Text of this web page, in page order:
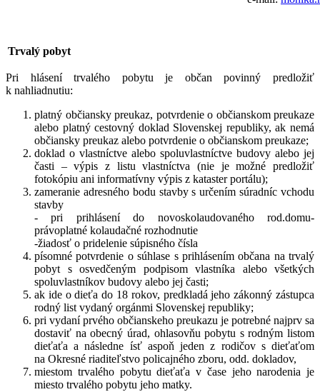
Trvalý pobyt
Pri hlásení trvalého pobytu je občan povinný predložiť
k nahliadnutiu:
platný občiansky preukaz, potvrdenie o občianskom preukaze
alebo platný cestovný doklad Slovenskej republiky, ak nemá
občiansky preukaz alebo potvrdenie o občianskom preukaze;
doklad o vlastníctve alebo spoluvlastníctve budovy alebo jej
časti – výpis z listu vlastníctva (nie je možné predložiť
fotokópiu ani informatívny výpis z kataster portálu);
zameranie adresného bodu stavby s určením súradníc vchodu
stavby
- pri prihlásení do novoskolaudovaného rod.domu-
právoplatné kolaudačné rozhodnutie
-žiadosť o pridelenie súpisného čísla
písomné potvrdenie o súhlase s prihlásením občana na trvalý
pobyt s osvedčeným podpisom vlastníka alebo všetkých
spoluvlastníkov budovy alebo jej časti;
ak ide o dieťa do 18 rokov, predkladá jeho zákonný zástupca
rodný list vydaný orgánmi Slovenskej republiky;
pri vydaní prvého občianskeho preukazu je potrebné najprv sa
dostaviť na obecný úrad, ohlasovňu pobytu s rodným listom
dieťaťa a následne ísť aspoň jeden z rodičov s dieťaťom
na Okresné riaditeľstvo policajného zboru, odd. dokladov,
miestom trvalého pobytu dieťaťa v čase jeho narodenia je
miesto trvalého pobytu jeho matky.